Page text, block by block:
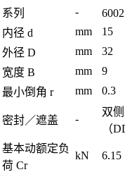
系列
-
内径 d
mm
15
外径 D
mm
32
宽度 B
mm
9
最小倒角 r
mm 0.3
密封／遮盖 -
双
（
基本动额定负
荷 Cr
kN 6.15